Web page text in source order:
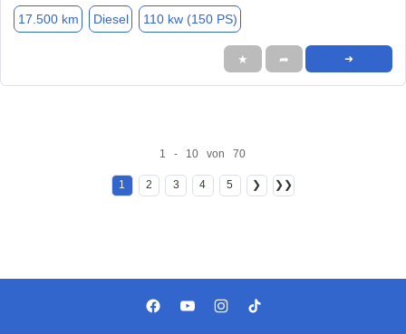
17.500 km Diesel 110 kw (150 PS)
★ ➦ ➜
1 - 10 von 70
1 2 3 4 5 ❯ ❯❯